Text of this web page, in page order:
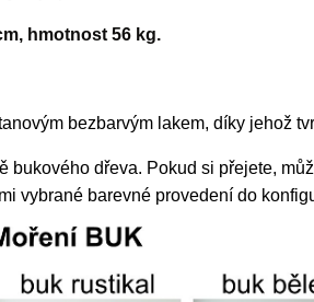
hmotnost 56 kg.
bezbarvým lakem, díky jehož
dřeva. Pokud si přejete,
vybrané barevné provedení do